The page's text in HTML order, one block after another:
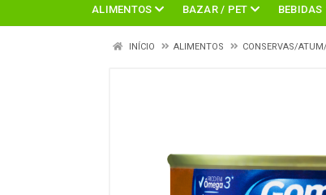
ALIMENTOS BAZAR / PET BEBIDAS
INÍCIO ALIMENTOS CONSERVAS/